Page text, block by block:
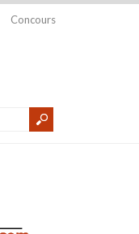
Concours